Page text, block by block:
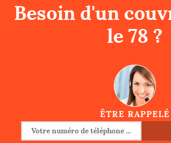
Besoin d'un
le 78 ?
ÊTRE RAPPELÉ